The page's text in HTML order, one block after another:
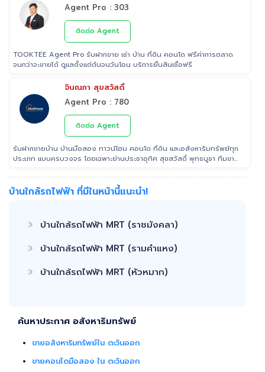
Agent Pro : 303
ติดต่อ Agent
TOOKTEE Agent Pro รับฝากขาย เช่า บ้าน ที่ดิน คอนโด ฟรีค่าการตลาด
จนกว่าจะขายได้ ดูแลตั้งแต่ต้นจนวันโอน บริการยื่นสินเชื่อฟรี
จินณภา สุขสวัสดิ์
Agent Pro : 780
ติดต่อ Agent
รับฝากขายบ้าน บ้านมือสอง ทาวน์โฮม คอนโด ที่ดิน และอสังหาริมทรัพย์ทุก
ประเภท แบบครบวงจร โดยเฉพาะย่านประชาอุทิศ สุขสวัสดิ์ พุทธบูชา ทีมขาย
ใส่ ดูแล ลูกค้าในทุกขั้นตอน ติดต่อ 022953905 Line: @Tooktee
บ้านใกล้รถไฟฟ้า ที่มีในหน้านี้แนะนำ!
บ้านใกล้รถไฟฟ้า MRT (ราชมังคลา)
บ้านใกล้รถไฟฟ้า MRT (รามคำแหง)
บ้านใกล้รถไฟฟ้า MRT (หัวหมาก)
ค้นหาประกาศ อสังหาริมทรัพย์
ขายอสังหาริมทรัพย์ใน ตะวันออก
ขายคอนโดมือสอง ใน ตะวันออก